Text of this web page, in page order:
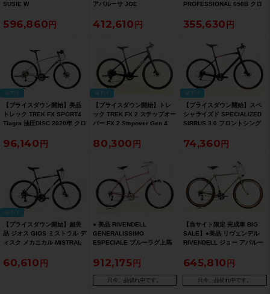
SUSIE W
SLUGSTONE 2024年頃 クロ
モリ ジェネラルバイク 50サイ
596,860
アパルーサ JOE
モリ ジェネラルバイク 51サイ
ズ ライムオリーブ 【お買い得
412,610
PROFESSIONAL 650B クロ
年 52サイズ ベージュオールペ
イント【お買い得SALE】
355,630
値下げ
【プライスダウン開始】美品
トレック TREK FX SPORT4
Tiagra 油圧DISC 2020年 クロ
リック ガンメタル 【お買い得
SALE】
96,140
値下げ
【プライスダウン開始】トレ
ック TREK FX 2 ステップオー
バー FX 2 Stepover Gen 4
スバイク Lサイズ カーボンダ
ークグレー 【お買い得
80,300
値下げ
【プライスダウン開始】スペ
シャライズド SPECIALIZED
SIRRUS 3.0 フロントシング
サイズ グロスキャストブラッ
ク/ロケットレッド 【お買い得
74,360
値下げ
【プライスダウン開始】超美
品 ジオス GIOS ミストラル デ
ィスク メカニカル MISTRAL
DISC 2023年 クロスバイク
52サイズ ブラック 【お買い得
60,610
● 美品 RIVENDELL
GENERALISSIMO
ESPECIALE ブルーラグ上馬
リ ジェネラルバイク 2025年
58サイズ ピンク
912,175
只今、品切れ中です。
【当サイト限定 完成車 BIG
SALE】●美品 リヴェンデル
RIVENDELL ジョー アパルー
リ ジェネラルバイク 54サイズ
セルジオグリーン 【期間限定
5/26 午前10時迄】
645,810
只今、品切れ中です。